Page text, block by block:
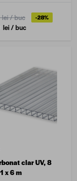
lei/ buc -28%
lei/ buc
clar UV, 8
x 6 m